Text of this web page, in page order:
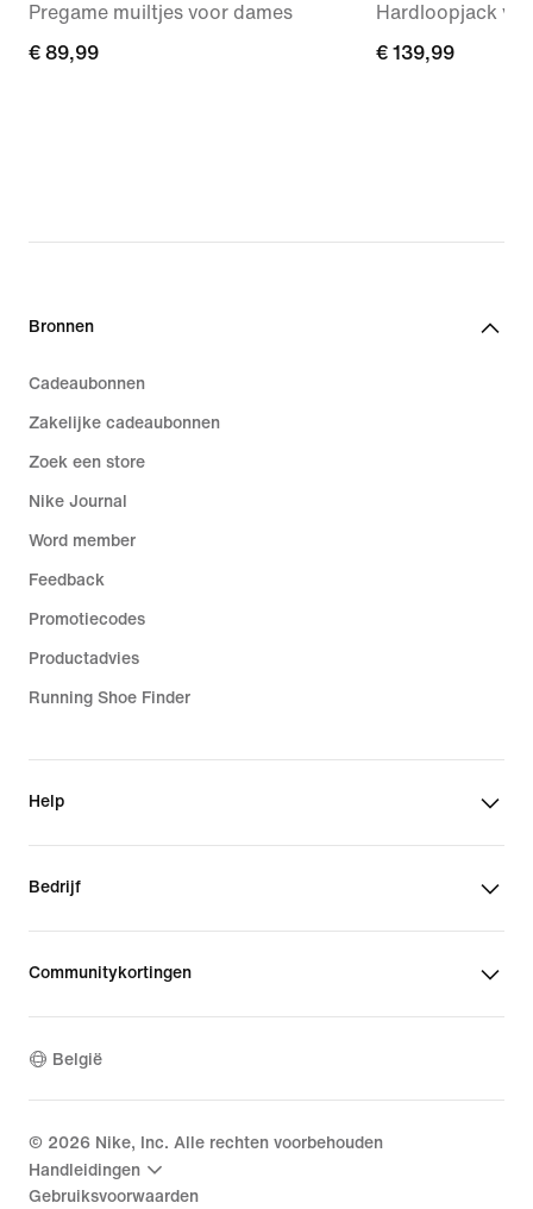
Pregame muiltjes voor dames
€ 89,99
€ 89,99
Hardloopjack
€ 139,99
€ 139,99
Bronnen
Cadeaubonnen
Zakelijke cadeaubonnen
Zoek een store
Nike Journal
Word member
Feedback
Promotiecodes
Productadvies
Running Shoe Finder
Help
Bedrijf
Communitykortingen
België
© 2026 Nike, Inc. Alle rechten voorbehouden
Handleidingen
Gebruiksvoorwaarden